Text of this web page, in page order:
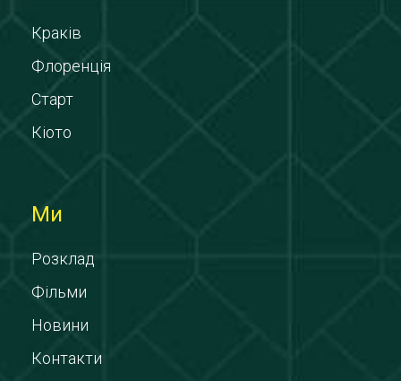
Краків
Флоренція
Старт
Кіото
Ми
Розклад
Фільми
Новини
Контакти